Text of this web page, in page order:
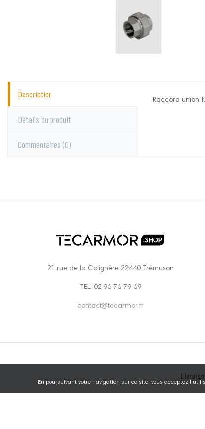
Description
Détails du produit
Commentaires (0)
Raccord union
21 rue de la Colignère 22440 Trémuson
TEL: 02 96 76 79 69
contact@tecarmor.fr
En poursuivant votre navigation sur ce site, vous acceptez